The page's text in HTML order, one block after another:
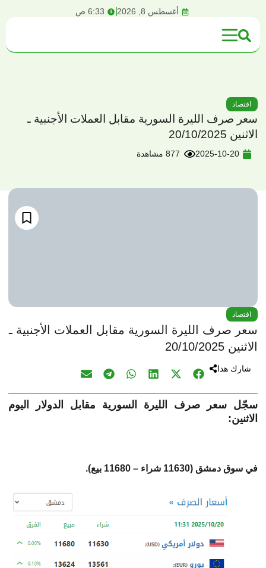
أغسطس 8, 2026 6:33 ص
اقتصاد
سعر صرف الليرة السورية مقابل العملات الأجنبية ـ
الاثنين 20/10/2025
2025-10-20 877 مشاهدة
اقتصاد
سعر صرف الليرة السورية مقابل العملات الأجنبية ـ
الاثنين 20/10/2025
شارك هذا
سجّل سعر صرف الليرة السورية مقابل الدولار اليوم
الاثنين:
في سوق دمشق (11630 شراء – 11680 بيع).